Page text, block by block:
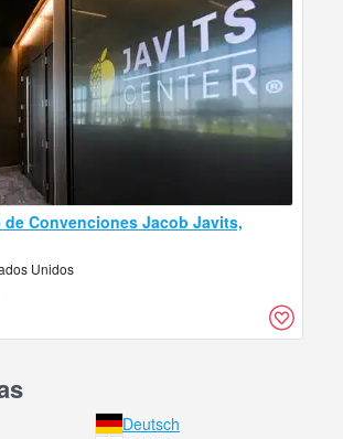
de Convenciones Jacob Javits,
Unidos
Deutsch